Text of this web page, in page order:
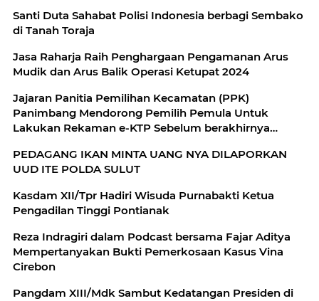
Santi Duta Sahabat Polisi Indonesia berbagi Sembako
di Tanah Toraja
Jasa Raharja Raih Penghargaan Pengamanan Arus
Mudik dan Arus Balik Operasi Ketupat 2024
Jajaran Panitia Pemilihan Kecamatan (PPK)
Panimbang Mendorong Pemilih Pemula Untuk
Lakukan Rekaman e-KTP Sebelum berakhirnya
PEDAGANG IKAN MINTA UANG NYA DILAPORKAN
UUD ITE POLDA SULUT
Kasdam XII/Tpr Hadiri Wisuda Purnabakti Ketua
Pengadilan Tinggi Pontianak
Reza Indragiri dalam Podcast bersama Fajar Aditya
Mempertanyakan Bukti Pemerkosaan Kasus Vina
Cirebon
Pangdam XIII/Mdk Sambut Kedatangan Presiden di